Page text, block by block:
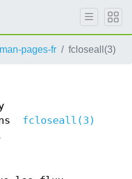
man-pages-fr fcloseall(3)
fcloseall(3)